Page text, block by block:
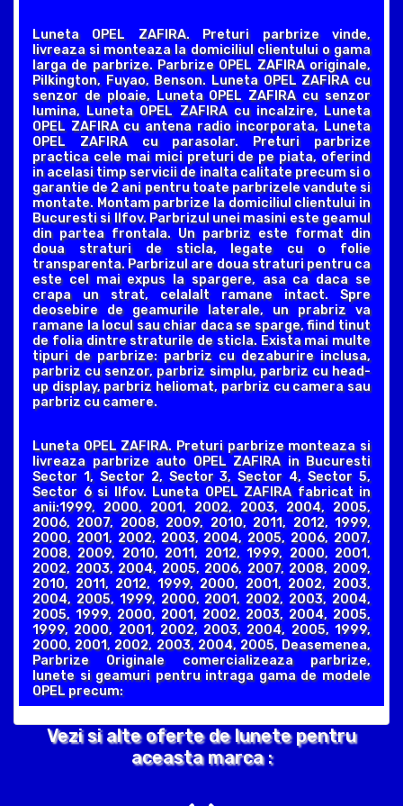
Luneta OPEL ZAFIRA. Preturi parbrize vinde,
livreaza si monteaza la domiciliul clientului o gama
larga de parbrize. Parbrize OPEL ZAFIRA originale,
Pilkington, Fuyao, Benson. Luneta OPEL ZAFIRA cu
senzor de ploaie, Luneta OPEL ZAFIRA cu senzor
lumina, Luneta OPEL ZAFIRA cu incalzire, Luneta
OPEL ZAFIRA cu antena radio incorporata, Luneta
OPEL ZAFIRA cu parasolar. Preturi parbrize
practica cele mai mici preturi de pe piata, oferind
in acelasi timp servicii de inalta calitate precum si o
garantie de 2 ani pentru toate parbrizele vandute si
montate. Montam parbrize la domiciliul clientului in
Bucuresti si Ilfov. Parbrizul unei masini este geamul
din partea frontala. Un parbriz este format din
doua straturi de sticla, legate cu o folie
transparenta. Parbrizul are doua straturi pentru ca
este cel mai expus la spargere, asa ca daca se
crapa un strat, celalalt ramane intact. Spre
deosebire de geamurile laterale, un prabriz va
ramane la locul sau chiar daca se sparge, fiind tinut
de folia dintre straturile de sticla. Exista mai multe
tipuri de parbrize: parbriz cu dezaburire inclusa,
parbriz cu senzor, parbriz simplu, parbriz cu head-
up display, parbriz heliomat, parbriz cu camera sau
parbriz cu camere.
Luneta OPEL ZAFIRA. Preturi parbrize monteaza si
livreaza parbrize auto OPEL ZAFIRA in Bucuresti
Sector 1, Sector 2, Sector 3, Sector 4, Sector 5,
Sector 6 si Ilfov. Luneta OPEL ZAFIRA fabricat in
anii:1999, 2000, 2001, 2002, 2003, 2004, 2005,
2006, 2007, 2008, 2009, 2010, 2011, 2012, 1999,
2000, 2001, 2002, 2003, 2004, 2005, 2006, 2007,
2008, 2009, 2010, 2011, 2012, 1999, 2000, 2001,
2002, 2003, 2004, 2005, 2006, 2007, 2008, 2009,
2010, 2011, 2012, 1999, 2000, 2001, 2002, 2003,
2004, 2005, 1999, 2000, 2001, 2002, 2003, 2004,
2005, 1999, 2000, 2001, 2002, 2003, 2004, 2005,
1999, 2000, 2001, 2002, 2003, 2004, 2005, 1999,
2000, 2001, 2002, 2003, 2004, 2005, Deasemenea,
Parbrize Originale comercializeaza parbrize,
lunete si geamuri pentru intraga gama de modele
OPEL precum:
Vezi si alte oferte de lunete pentru
aceasta marca :